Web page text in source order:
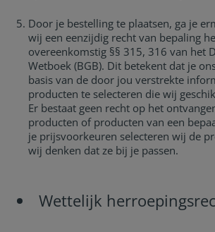
Door je bestelling te plaatsen, ga je
wij een eenzijdig recht van bepaling
overeenkomstig §§ 315, 316 van het
Wetboek (BGB). Dit betekent dat je
basis van de door jou verstrekte
producten te selecteren die wij
Er bestaat geen recht op het
producten of producten van een
je prijsvoorkeuren selecteren wij de
wij denken dat ze bij je passen.
Wettelijk